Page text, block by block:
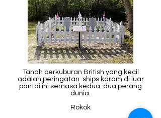
Tanah perkuburan British yang kecil
adalah peringatan ships karam di luar
pantai ini semasa kedua-dua perang
dunia.
Rokok